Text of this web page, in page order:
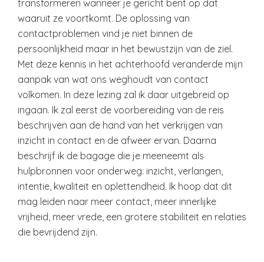
transformeren wanneer je gericht bent op dat
waaruit ze voortkomt. De oplossing van
contactproblemen vind je niet binnen de
persoonlijkheid maar in het bewustzijn van de ziel.
Met deze kennis in het achterhoofd veranderde mijn
aanpak van wat ons weghoudt van contact
volkomen. In deze lezing zal ik daar uitgebreid op
ingaan. Ik zal eerst de voorbereiding van de reis
beschrijven aan de hand van het verkrijgen van
inzicht in contact en de afweer ervan. Daarna
beschrijf ik de bagage die je meeneemt als
hulpbronnen voor onderweg: inzicht, verlangen,
intentie, kwaliteit en oplettendheid. Ik hoop dat dit
mag leiden naar meer contact, meer innerlijke
vrijheid, meer vrede, een grotere stabiliteit en relaties
die bevrijdend zijn.